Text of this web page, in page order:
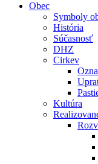
Obec
Symboly
História
Súčasnosť
DHZ
Cirkev
Kultúra